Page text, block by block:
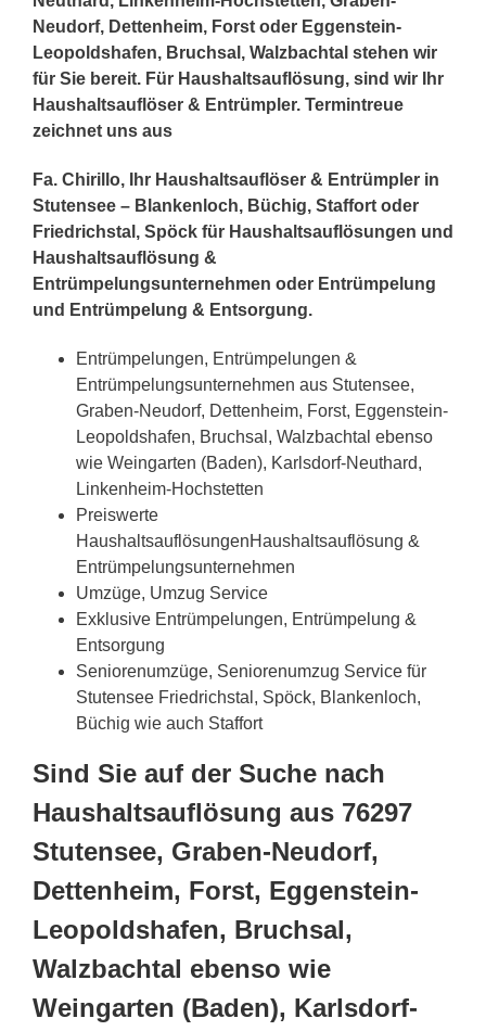
Neudorf, Dettenheim, Forst oder Eggenstein-
Leopoldshafen, Bruchsal, Walzbachtal stehen wir
für Sie bereit. Für Haushaltsauflösung, sind wir Ihr
Haushaltsauflöser & Entrümpler. Termintreue
zeichnet uns aus
Fa. Chirillo, Ihr Haushaltsauflöser & Entrümpler in
Stutensee – Blankenloch, Büchig, Staffort oder
Friedrichstal, Spöck für Haushaltsauflösungen und
Haushaltsauflösung &
Entrümpelungsunternehmen oder Entrümpelung
und Entrümpelung & Entsorgung.
Entrümpelungen, Entrümpelungen &
Entrümpelungsunternehmen aus Stutensee,
Graben-Neudorf, Dettenheim, Forst, Eggenstein-
Leopoldshafen, Bruchsal, Walzbachtal ebenso
wie Weingarten (Baden), Karlsdorf-Neuthard,
Linkenheim-Hochstetten
Preiswerte
HaushaltsauflösungenHaushaltsauflösung &
Entrümpelungsunternehmen
Umzüge, Umzug Service
Exklusive Entrümpelungen, Entrümpelung &
Entsorgung
Seniorenumzüge, Seniorenumzug Service für
Stutensee Friedrichstal, Spöck, Blankenloch,
Büchig wie auch Staffort
Sind Sie auf der Suche nach
Haushaltsauflösung aus 76297
Stutensee, Graben-Neudorf,
Dettenheim, Forst, Eggenstein-
Leopoldshafen, Bruchsal,
Walzbachtal ebenso wie
Weingarten (Baden), Karlsdorf-